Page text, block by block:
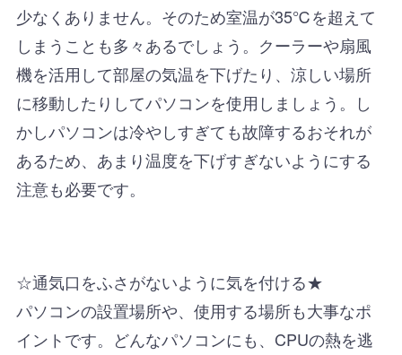
少なくありません。そのため室温が35℃を超えて
しまうことも多々あるでしょう。クーラーや扇風
機を活用して部屋の気温を下げたり、涼しい場所
に移動したりしてパソコンを使用しましょう。し
かしパソコンは冷やしすぎても故障するおそれが
あるため、あまり温度を下げすぎないようにする
注意も必要です。
☆通気口をふさがないように気を付ける★
パソコンの設置場所や、使用する場所も大事なポ
イントです。どんなパソコンにも、CPUの熱を逃